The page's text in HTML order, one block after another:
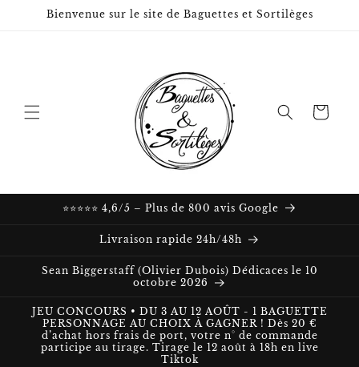
et passer
Bienvenue sur le site de Baguettes et Sortilèges
Panier
⭐⭐⭐⭐⭐ 4,6/5 – Plus de 800 avis Google
Livraison rapide 24h/48h
Sean Biggerstaff (Olivier Dubois) Dédicaces le 10
octobre 2026
JEU CONCOURS • DU 3 AU 12 AOÛT - 1 BAGUETTE
PERSONNAGE AU CHOIX À GAGNER ! Dès 20 €
d’achat hors frais de port, votre n° de commande
participe au tirage. Tirage le 12 août à 18h en live
Tiktok